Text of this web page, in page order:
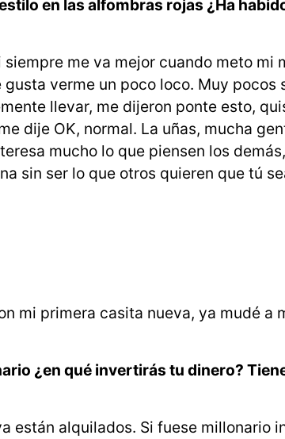
en las alfombras rojas ¿Ha
me va mejor cuando meto mi
verme un poco loco. Muy pocos
llevar, me dijeron ponte esto,
dije OK, normal. La uñas, mucha
mucho lo que piensen los
sin ser lo que otros quieren que tú
mi primera casita nueva, ya mudé a
¿en qué invertirás tu dinero?
están alquilados. Si fuese millonario